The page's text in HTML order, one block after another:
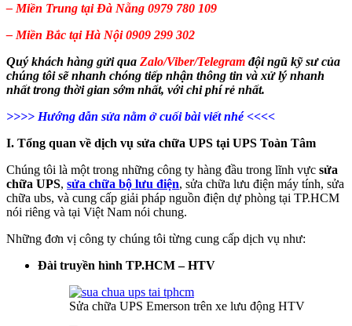
– Miền Trung tại Đà Nẵng 0979 780 109
– Miền Bắc tại Hà Nội 0909 299 302
Quý khách hàng gửi qua Zalo/Viber/Telegram đội ngũ kỹ sư của
chúng tôi sẽ nhanh chóng tiếp nhận thông tin và xử lý nhanh
nhất trong thời gian sớm nhất, với chi phí rẻ nhất.
>>>> Hướng dẫn sửa nằm ở cuối bài viết nhé <<<<
I. Tổng quan về dịch vụ sửa chữa UPS tại UPS Toàn Tâm
Chúng tôi là một trong những công ty hàng đầu trong lĩnh vực sửa
chữa UPS, sửa chữa bộ lưu điện, sửa chữa lưu điện máy tính, sửa
chữa ubs, và cung cấp giải pháp nguồn điện dự phòng tại TP.HCM
nói riêng và tại Việt Nam nói chung.
Những đơn vị công ty chúng tôi từng cung cấp dịch vụ như:
Đài truyền hình TP.HCM – HTV
Sửa chữa UPS Emerson trên xe lưu động HTV